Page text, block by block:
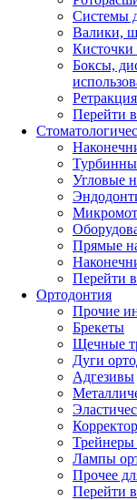
Системы
Валики,
Кисточки
Боксы,
Перейти
Угловые
Прямые
Перейти
Ортодонтия
Прочие
Брекеты
Щечные
Дуги
Адгезивы
Лампы
Прочее
Перейти